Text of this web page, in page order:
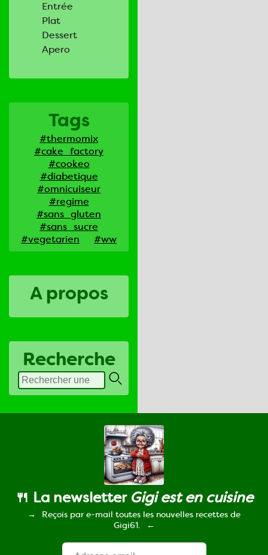
Entrée
Plat
Dessert
Apero
Tags
#thermomix
#cake_factory
#cookeo
#diabetique
#omnicuiseur
#regime
#sans_gluten
#sans_sucre
#vegetarien
#ww
A propos
Recherche
🍴 La newsletter Gigi est en cuisine
Reçois par e-mail toutes les nouvelles recettes de
Gigi61.